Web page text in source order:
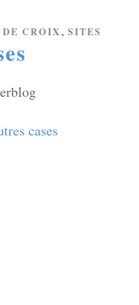
CROIX, SITES